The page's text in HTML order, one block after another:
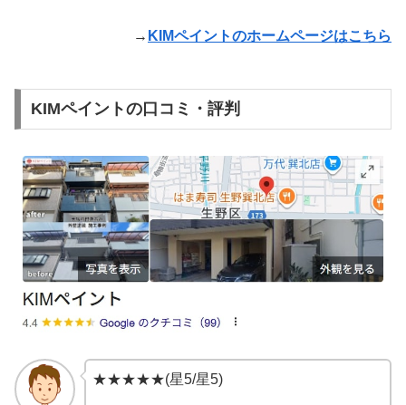
→ KIMペイントのホームページはこちら
KIMペイントの口コミ・評判
★★★★★(星5/星5)